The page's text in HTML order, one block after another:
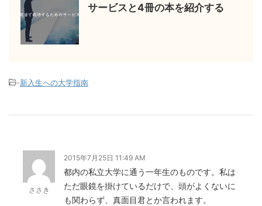
サービスと4冊の本を紹介する
-新入生への大学指南
ささき
2015年7月25日 11:49 AM
都内の私立大学に通う一年生のものです。私は
ただ眼鏡を掛けているだけで、頭がよくないに
も関わらず、真面目君とか言われます。